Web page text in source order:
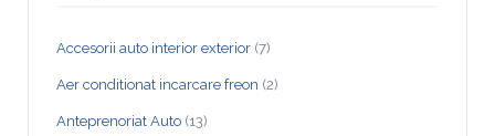
Accesorii auto interior exterior (7)
Aer conditionat incarcare freon (2)
Anteprenoriat Auto (13)